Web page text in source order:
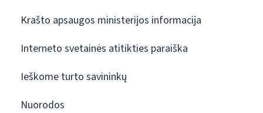
Krašto apsaugos ministerijos informacija
Interneto svetainės atitikties paraiška
Ieškome turto savininkų
Nuorodos